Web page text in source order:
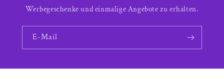
Werbegeschenke und einmalige Angebote zu erhalten.
E-Mail